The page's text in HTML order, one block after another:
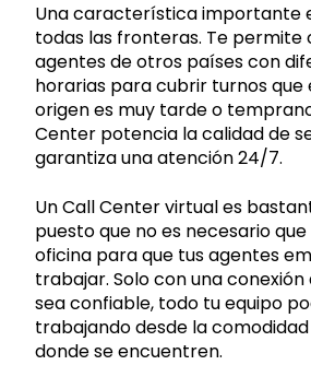
Una característica importante
todas las fronteras. Te
agentes de otros países con
horarias para cubrir turnos que
origen es muy tarde o
Center potencia la calidad de
garantiza una atención 24/7.
Un Call Center virtual es
puesto que no es necesario
oficina para que tus agentes
trabajar. Solo con una
sea confiable, todo tu equipo
trabajando desde la comodidad
donde se encuentren.